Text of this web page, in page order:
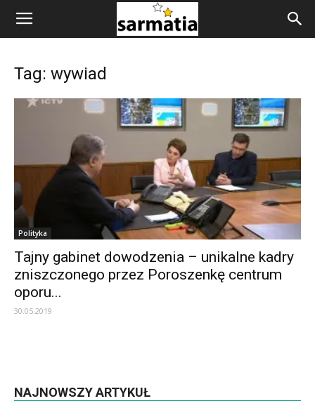
Tag: wywiad
Polityka
Tajny gabinet dowodzenia – unikalne kadry
zniszczonego przez Poroszenkę centrum
oporu...
30.05.2019
NAJNOWSZY ARTYKUŁ